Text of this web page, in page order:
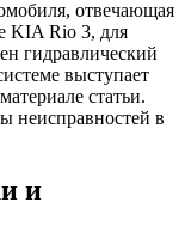
отвечающая
KIA Rio 3, для
гидравлический
выступает
статьи.
неисправностей в
и